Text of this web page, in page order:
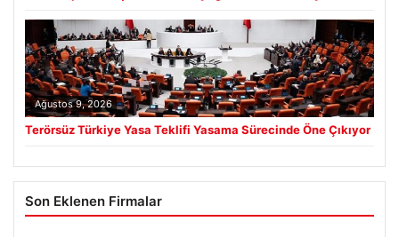
Ağustos 9, 2026
Terörsüz Türkiye Yasa Teklifi Yasama Sürecinde Öne Çıkıyor
Son Eklenen Firmalar